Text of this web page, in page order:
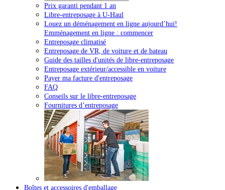
Prix garanti pendant 1 an
Libre-entreposage à U-Haul
Louez un déménagement en ligne aujourd’hui!
Emménagement en ligne : commencer
Entreposage climatisé
Entreposage de VR, de voiture et de bateau
Guide des tailles d'unités de libre-entreposage
Entreposage extérieur/accessible en voiture
Payer ma facture d'entreposage
FAQ
Conseils sur le libre-entreposage
Fournitures d’entreposage
Boîtes et accessoires d'emballage